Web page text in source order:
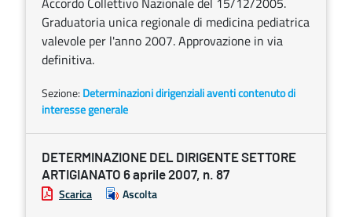
Graduatoria unica regionale di medicina pediatrica
valevole per l'anno 2007. Approvazione in via
definitiva.
Sezione: Determinazioni dirigenziali aventi contenuto di
interesse generale
DETERMINAZIONE DEL DIRIGENTE SETTORE
ARTIGIANATO 6 aprile 2007, n. 87
Scarica Ascolta